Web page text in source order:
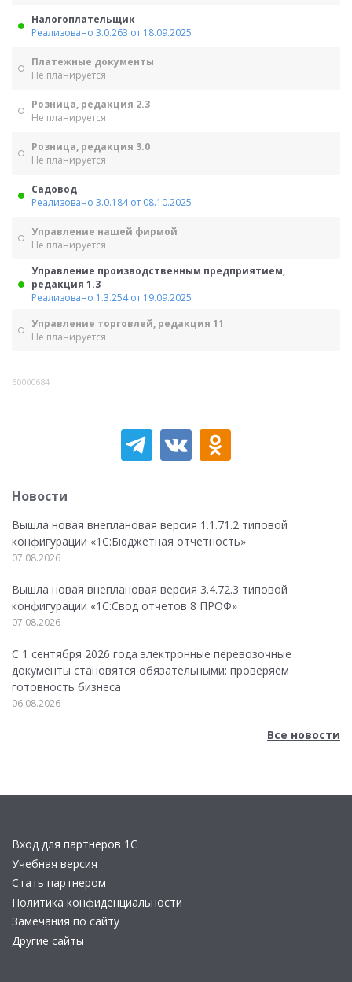
Налогоплательщик
Реализовано 3.0.263 от 18.09.2025
Платежные документы
Не планируется
Розница, редакция 2.3
Не планируется
Розница, редакция 3.0
Не планируется
Садовод
Реализовано 3.0.184 от 08.10.2025
Управление нашей фирмой
Не планируется
Управление производственным предприятием,
редакция 1.3
Реализовано 1.3.254 от 19.09.2025
Управление торговлей, редакция 11
Не планируется
60000684
Новости
Вышла новая внеплановая версия 1.1.71.2 типовой
конфигурации «1C:Бюджетная отчетность»
07.08.2026
Вышла новая внеплановая версия 3.4.72.3 типовой
конфигурации «1C:Свод отчетов 8 ПРОФ»
07.08.2026
С 1 сентября 2026 года электронные перевозочные
документы становятся обязательными: проверяем
готовность бизнеса
06.08.2026
Все новости
Вход для партнеров 1С
Учебная версия
Стать партнером
Политика конфиденциальности
Замечания по сайту
Другие сайты